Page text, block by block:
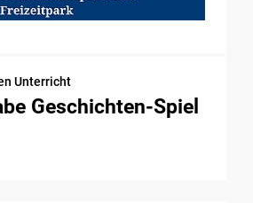
Unterricht
Geschichten-Spiel